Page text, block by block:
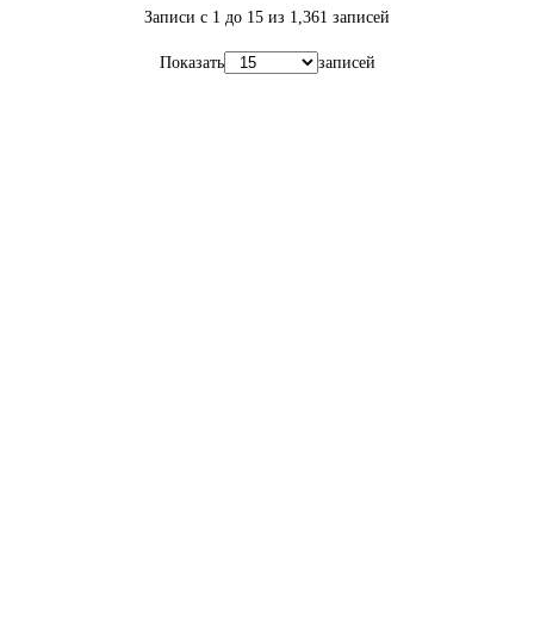
Записи с 1 до 15 из 1,361 записей
Показать записей